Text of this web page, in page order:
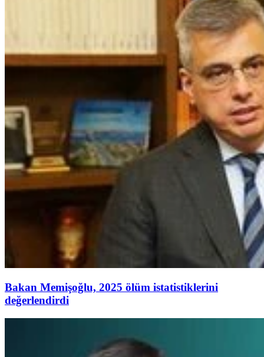
Bakan Memişoğlu, 2025 ölüm istatistiklerini
değerlendirdi